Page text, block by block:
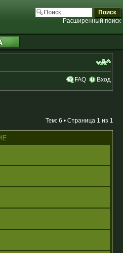
Расширенный поиск
FAQ Вход
Тем: 6 • Страница 1 из 1